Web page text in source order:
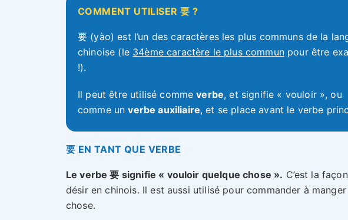
COMMENT UTILISER 要 ?
要 (yào) est l’un des caractères les plus communs de la
chinoise (le 34ème caractère le plus communpour être
!).
Il peut être utilisé commeverbe, et signifie « vouloir », ou
comme unverbe auxiliaire, et se place avant le verbe
要 EN TANT QUE VERBE
Le verbe 要 signifie « vouloir quelque chose ». C’est la
désir en chinois. Il est aussi utilisé pour commander à
chose.